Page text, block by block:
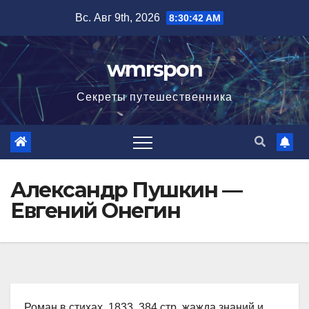
содержимому
Вс. Авг 9th, 2026 8:30:43 AM
wmrspon
Секреты путешественника
Александр Пушкин —
Евгений Онегин